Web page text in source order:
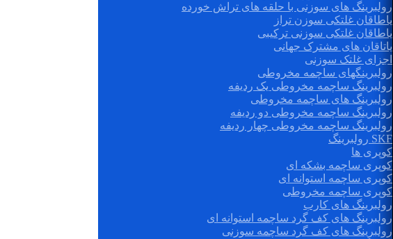
رولبرینگ های سوزنی با حلقه های تراش خورده
یاطاقان غلتکی سوزن تراز
یاطاقان غلتکی سوزنی ترکیبی
یاتاقان های مشترک جهانی
اجزای غلتک سوزنی
رولبرینگهای ساچمه مخروطی
رولبرینگ ساچمه مخروطی یک ردیفه
رولبرینگ های ساچمه مخروطی
رولبرینگ ساچمه مخروطی دو ردیفه
رولبرینگ ساچمه مخروطی چهار ردیفه
SKF رولبرینگ
کوپری ها
کوپری ساچمه بشکه ای
کوپری ساچمه استوانه ای
کوپری ساچمه مخروطی
رولبرینگ های کارب
رولبرینگ های کف گرد ساچمه استوانه ای
رولبرینگ های کف گرد ساچمه سوزنی